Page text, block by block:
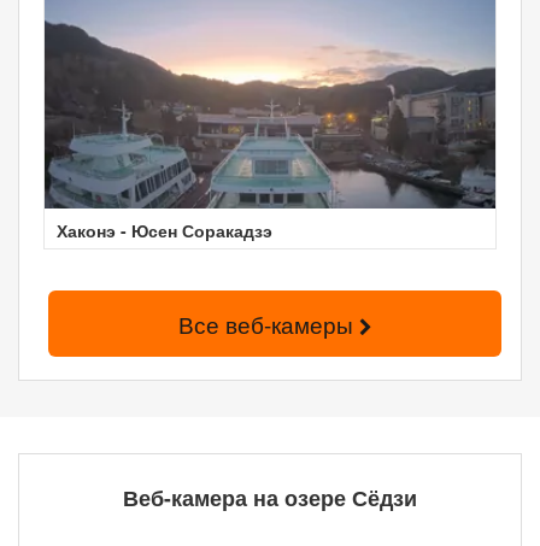
Хаконэ - Юсен Соракадзэ
Все веб-камеры
Веб-камера на озере Сёдзи